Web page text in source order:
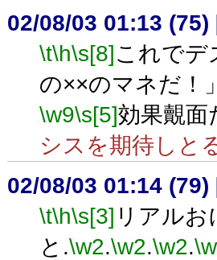
02/08/03 01:13 (75)
\t\h\s[8]これでデ
の××のマネだ！
\w9\s[5]効果覿面
シスを期待しと
02/08/03 01:14 (79)
\t\h\s[3] リアル
と.\w2.\w2.\w2.